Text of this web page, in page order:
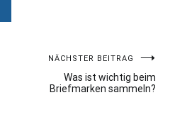
NÄCHSTER BEITRAG
Was ist wichtig beim
Briefmarken sammeln?